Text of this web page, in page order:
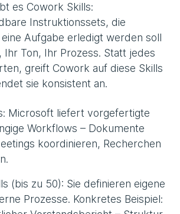
es Cowork Skills:
Instruktionssets, die
Aufgabe erledigt werden soll
Ton, Ihr Prozess. Statt jedes
greift Cowork auf diese Skills
sie konsistent an.
Microsoft liefert vorgefertigte
Workflows – Dokumente
koordinieren, Recherchen
(bis zu 50): Sie definieren eigene
Prozesse. Konkretes Beispiel: